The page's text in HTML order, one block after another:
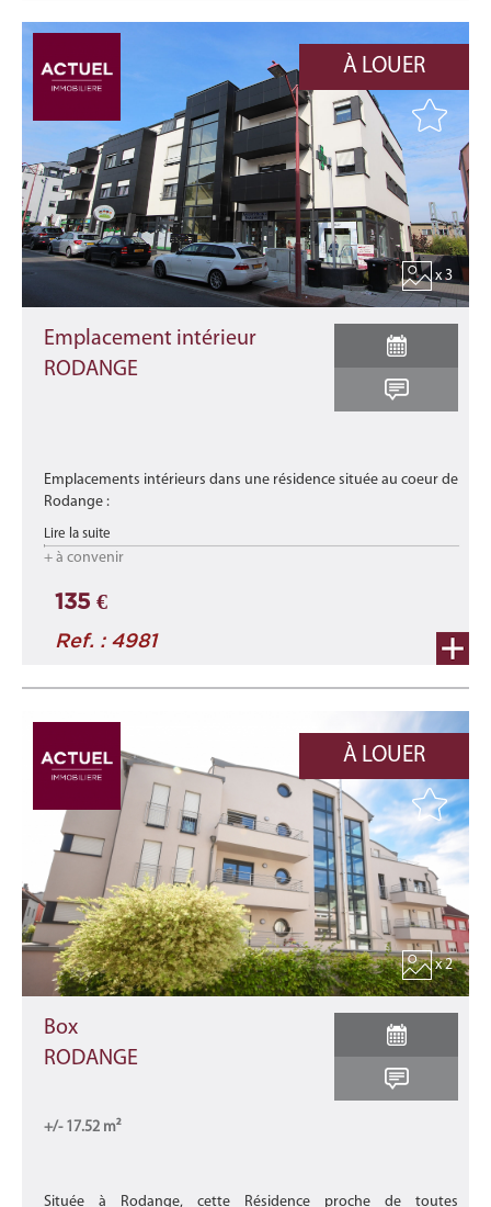
À LOUER
x 3
Emplacement intérieur
RODANGE
Emplacements intérieurs dans une résidence située au coeur de
Rodange :
- n° 2 (lot 002) - EI/Cave
- n° 4 (lot 004) - EI/Cave
- n° 11 (lot 011) - EI/Cave ...
Lire la suite
+ à convenir
135 €
Ref. : 4981
À LOUER
x 2
Box
RODANGE
+/- 17.52 m²
Située à Rodange, cette Résidence proche de toutes